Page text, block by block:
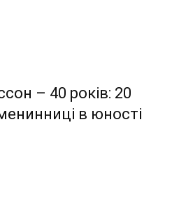
– 40 років: 20
в юності